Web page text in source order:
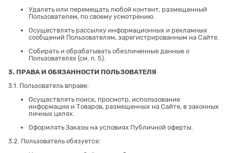
Удалять или перемещать любой контент, размещенный
Пользователем, по своему усмотрению.
Осуществлять рассылку информационных и рекламных
сообщений Пользователям, зарегистрированным на Сайте.
Собирать и обрабатывать обезличенные данные о
Пользователях (см. п. 5).
3. ПРАВА И ОБЯЗАННОСТИ ПОЛЬЗОВАТЕЛЯ
3.1. Пользователь вправе:
Осуществлять поиск, просмотр, использование
информации и Товаров, размещенных на Сайте, в законных
личных целях.
Оформлять Заказы на условиях Публичной оферты.
3.2. Пользователь обязуется: